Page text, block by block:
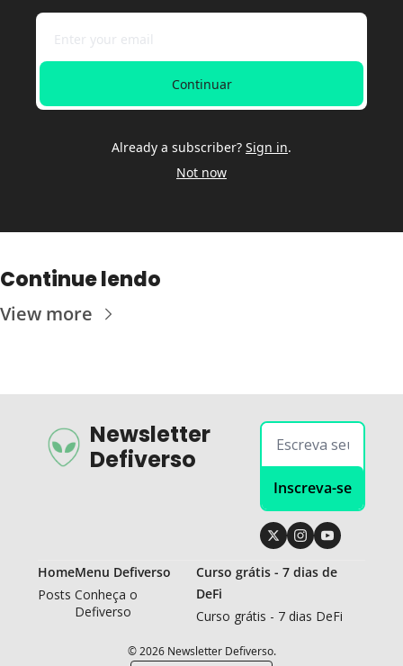
Continuar
Already a subscriber? Sign in.
Not now
Continue lendo
View more
Newsletter
Defiverso
Inscreva-se
Home
Posts
Menu Defiverso
Conheça o
Defiverso
Curso grátis - 7 dias de
DeFi
Curso grátis - 7 dias DeFi
© 2026 Newsletter Defiverso.